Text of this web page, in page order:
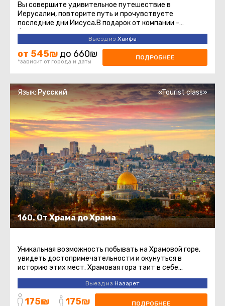
Вы совершите удивительное путешествие в
Иерусалим, повторите путь и прочувствуете
последние дни Иисуса.В подарок от компании -
бутылочка воды и сувенир! Маршрут начнется ...
Выезд из Хайфа
от 545₪ до 660₪
*зависит от города и даты
ПОДРОБНЕЕ
160. От Храма до Храма
Язык:Русский «Tourist class»
Уникальная возможность побывать на Храмовой горе,
увидеть достопримечательности и окунуться в
историю этих мест. Храмовая гора таит в себе
многовековую историю. Она ...
Выезд из Назарет
175₪ 175₪ ПОДРОБНЕЕ